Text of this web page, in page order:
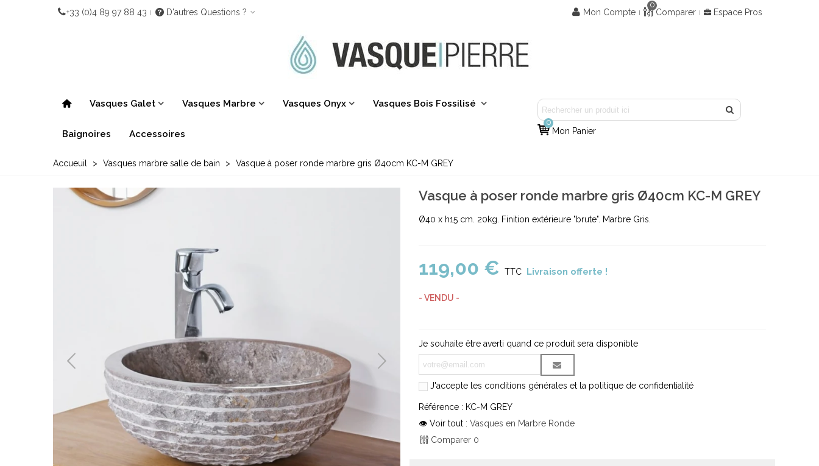
+33 (0)4 89 97 88 43 D'autres Questions ? Mon Compte
0
Comparer Espace Pros
Vasques Galet Vasques Marbre Vasques Onyx Vasques Bois Fossilisé
Baignoires Accessoires
0
Mon Panier
Accueuil > Vasques marbre salle de bain > Vasque à poser ronde marbre gris Ø40cm KC-M GREY
Vasque à poser ronde marbre gris Ø40cm KC-M GREY
Ø40 x h15 cm. 20kg. Finition extérieure "brute". Marbre Gris.
119,00 € TTC Livraison offerte !
- VENDU -
Je souhaite être averti quand ce produit sera disponible
J'accepte les conditions générales et la politique de confidentialité
Référence : KC-M GREY
👁 Voir tout : Vasques en Marbre Ronde
Comparer 0